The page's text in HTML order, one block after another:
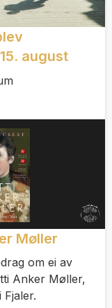
august
Møller
om ei av
Anker Møller,
Fjaler.